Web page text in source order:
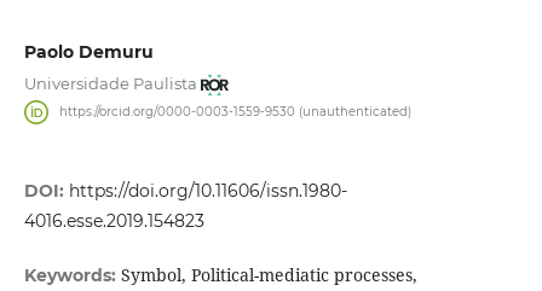
Paolo Demuru
Universidade Paulista
https://orcid.org/0000-0003-1559-9530 (unauthenticated)
DOI: https://doi.org/10.11606/issn.1980-
4016.esse.2019.154823
Keywords: Symbol, Political-mediatic processes,